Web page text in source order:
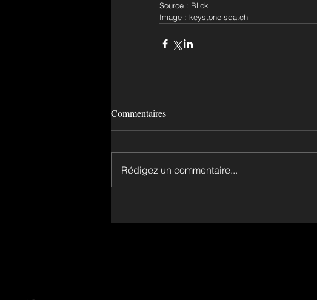
Source : Blick
Image : keystone-sda.ch
Commentaires
Rédigez un commentaire...